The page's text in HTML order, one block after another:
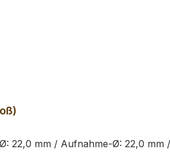
mm / Aufnahme-Ø: 22,0 mm